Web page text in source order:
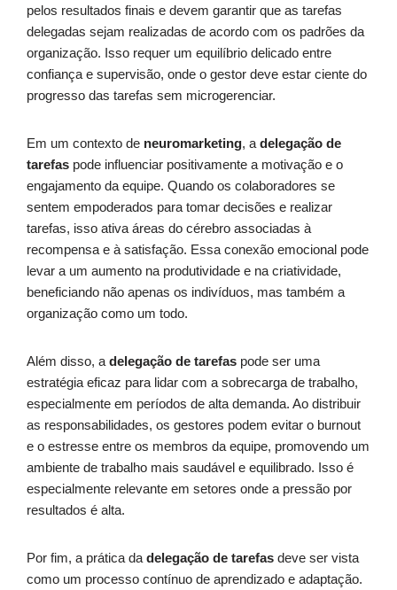
pelos resultados finais e devem garantir que as tarefas
delegadas sejam realizadas de acordo com os padrões da
organização. Isso requer um equilíbrio delicado entre
confiança e supervisão, onde o gestor deve estar ciente do
progresso das tarefas sem microgerenciar.
Em um contexto de neuromarketing, a delegação de
tarefas pode influenciar positivamente a motivação e o
engajamento da equipe. Quando os colaboradores se
sentem empoderados para tomar decisões e realizar
tarefas, isso ativa áreas do cérebro associadas à
recompensa e à satisfação. Essa conexão emocional pode
levar a um aumento na produtividade e na criatividade,
beneficiando não apenas os indivíduos, mas também a
organização como um todo.
Além disso, a delegação de tarefas pode ser uma
estratégia eficaz para lidar com a sobrecarga de trabalho,
especialmente em períodos de alta demanda. Ao distribuir
as responsabilidades, os gestores podem evitar o burnout
e o estresse entre os membros da equipe, promovendo um
ambiente de trabalho mais saudável e equilibrado. Isso é
especialmente relevante em setores onde a pressão por
resultados é alta.
Por fim, a prática da delegação de tarefas deve ser vista
como um processo contínuo de aprendizado e adaptação.